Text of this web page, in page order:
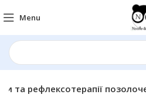
Menu
та рефлексотерапії